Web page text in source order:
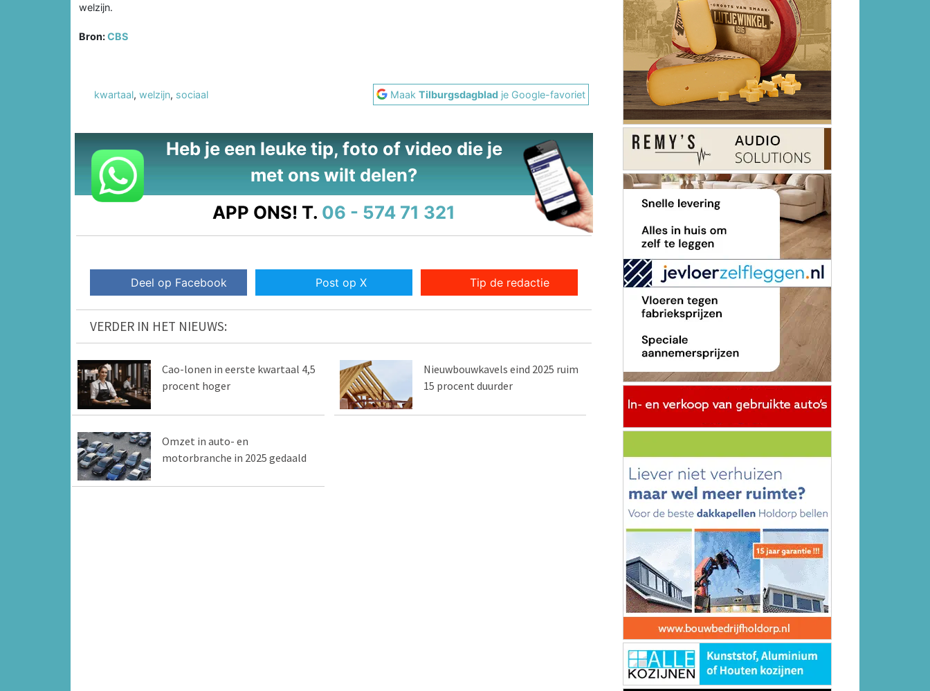
welzijn.
Bron:CBS
kwartaal, welzijn, sociaal MaakTilburgsdagblad je Google-favoriet
Heb je een leuke tip, foto of video die je
met ons wilt delen?
APP ONS! T. 06 - 574 71 321
Deel op Facebook Post op X Tip de redactie
VERDER IN HET NIEUWS:
Cao-lonen in eerste kwartaal 4,5
procent hoger
Nieuwbouwkavels eind 2025 ruim
15 procent duurder
Omzet in auto- en
motorbranche in 2025 gedaald